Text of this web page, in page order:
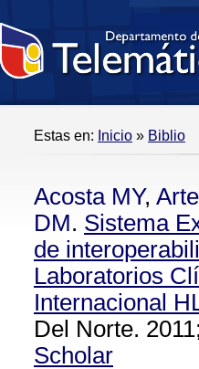
Estas en: Inicio » Biblio
Acosta MY,
DM. Sistema
de
Laboratorios
Internacional
Del Norte.
Scholar